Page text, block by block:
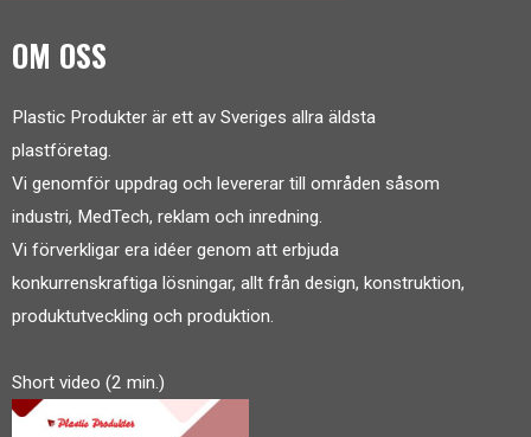
OM OSS
Plastic Produkter är ett av Sveriges allra äldsta
plastföretag.
Vi genomför uppdrag och levererar till områden såsom
industri, MedTech, reklam och inredning.
Vi förverkligar era idéer genom att erbjuda
konkurrenskraftiga lösningar, allt från design, konstruktion,
produktutveckling och produktion.
Short video (2 min.)